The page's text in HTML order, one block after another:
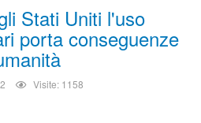
Stati Uniti l'uso
porta conseguenze
Visite: 1158